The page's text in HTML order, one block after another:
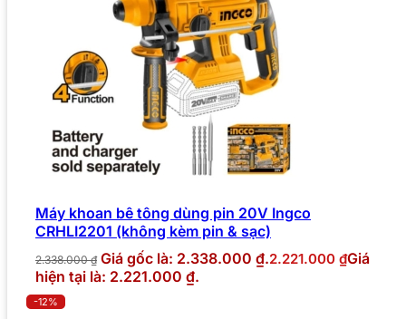
Máy khoan bê tông dùng pin 20V Ingco
CRHLI2201 (không kèm pin & sạc)
2.338.000₫ Giá gốc là: 2.338.000 ₫.2.221.000 ₫Giá
hiện tại là: 2.221.000 ₫.
-12%